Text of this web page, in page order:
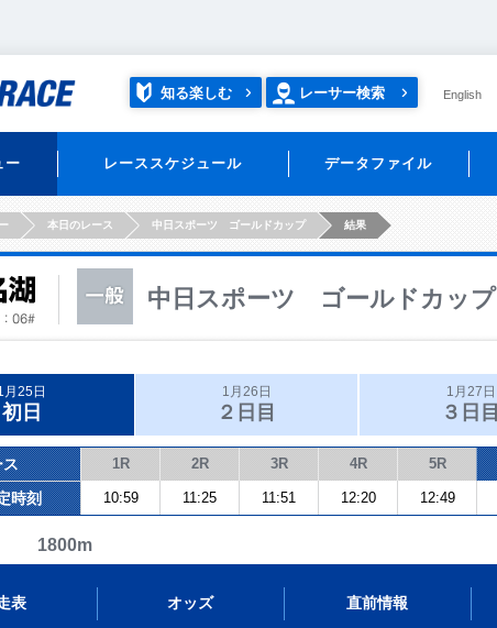
知る楽しむ レーサー検索 English
ー レーススケジュール データファイル
本日のレース 中日スポーツ ゴールドカップ 結果
中日スポーツ ゴールドカップ
月25日
初日
1月26日
２日目
1月27日
３日目
ス 1R 2R 3R 4R 5R
時刻 10:59 11:25 11:51 12:20 12:49
表 オッズ 直前情報